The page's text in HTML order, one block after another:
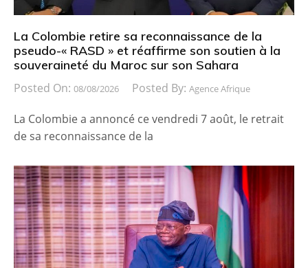
La Colombie retire sa reconnaissance de la
pseudo-« RASD » et réaffirme son soutien à la
souveraineté du Maroc sur son Sahara
Posted On: 08/08/2026 Posted By: Agence Afrique
La Colombie a annoncé ce vendredi 7 août, le retrait
de sa reconnaissance de la